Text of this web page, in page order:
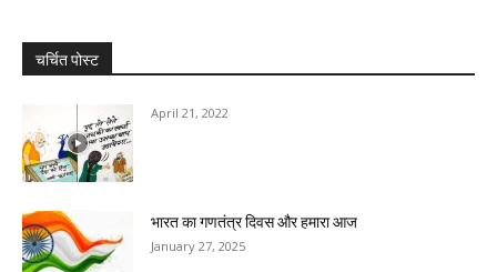
चर्चित पोस्ट
April 21, 2022
भारत का गणतंत्र दिवस और हमारा आज
January 27, 2025